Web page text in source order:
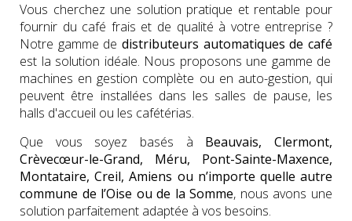
Vous cherchez une solution pratique et rentable pour
fournir du café frais et de qualité à votre entreprise ?
Notre gamme de distributeurs automatiques de café
est la solution idéale. Nous proposons une gamme de
machines en gestion complète ou en auto-gestion, qui
peuvent être installées dans les salles de pause, les
halls d'accueil ou les cafétérias.
Que vous soyez basés à Beauvais, Clermont,
Crèvecœur-le-Grand, Méru, Pont-Sainte-Maxence,
Montataire, Creil, Amiens ou n’importe quelle autre
commune de l’Oise ou de la Somme, nous avons une
solution parfaitement adaptée à vos besoins.